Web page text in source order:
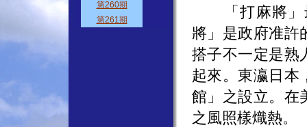
「打麻將」
將」是政府准許
搭子不一定是熟
起來。東瀛日本
館」之設立。在
之風照樣熾熱。